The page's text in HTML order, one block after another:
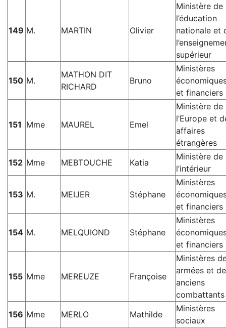
149 M. MARTIN Olivier
Ministère de
l’éducation
nationale et
supérieur
150 M.
MATHON DIT
RICHARD
Bruno
Ministères
et financiers
151 Mme MAUREL Emel
Ministère de
l’Europe et
affaires
étrangères
152 Mme MEBTOUCHE Katia
Ministère de
l’intérieur
153 M. MEIJER Stéphane
Ministères
et financiers
154 M. MELQUIOND Stéphane
Ministères
et financiers
155 Mme MEREUZE Françoise
Ministères
armées et
anciens
combattants
156 Mme MERLO Mathilde
Ministères
sociaux